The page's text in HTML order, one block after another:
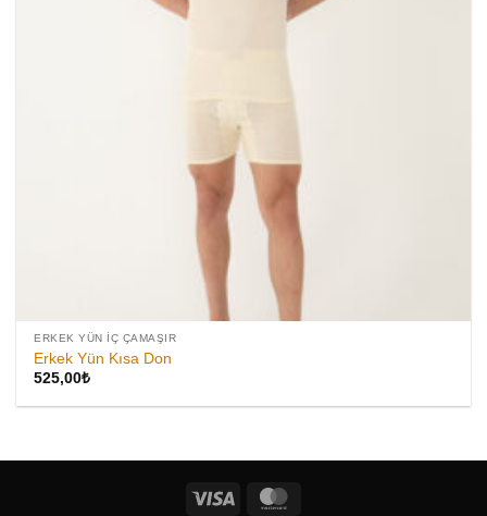
ERKEK YÜN İÇ ÇAMAŞIR
Erkek Yün Kısa Don
525,00₺
Visa